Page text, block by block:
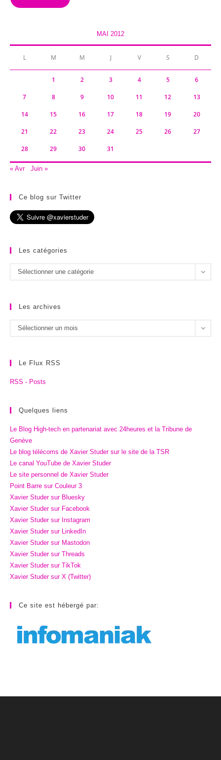
MAI 2012
L M M J V S D
1 2 3 4 5 6
7 8 9 10 11 12 13
14 15 16 17 18 19 20
21 22 23 24 25 26 27
28 29 30 31
« Avr Juin »
Ce blog sur Twitter
Les catégories
Les
catégories
Sélectionner une catégorie
Les archives
Les
archives
Sélectionner un mois
Le Flux RSS
RSS - Posts
Quelques liens
Le Blog High-tech en partenariat avec 24heures et la Tribune de
Genève
Le blog télécoms de Xavier Studer sur le site de la TSR
Le canal YouTube de Xavier Studer
Le site personnel de Xavier Studer
Point Barre sur Couleur 3
Xavier Studer sur Bluesky
Xavier Studer sur Facebook
Xavier Studer sur Instagram
Xavier Studer sur LinkedIn
Xavier Studer sur Mastodon
Xavier Studer sur Threads
Xavier Studer sur TikTok
Xavier Studer sur X (Twitter)
Ce site est hébergé par: